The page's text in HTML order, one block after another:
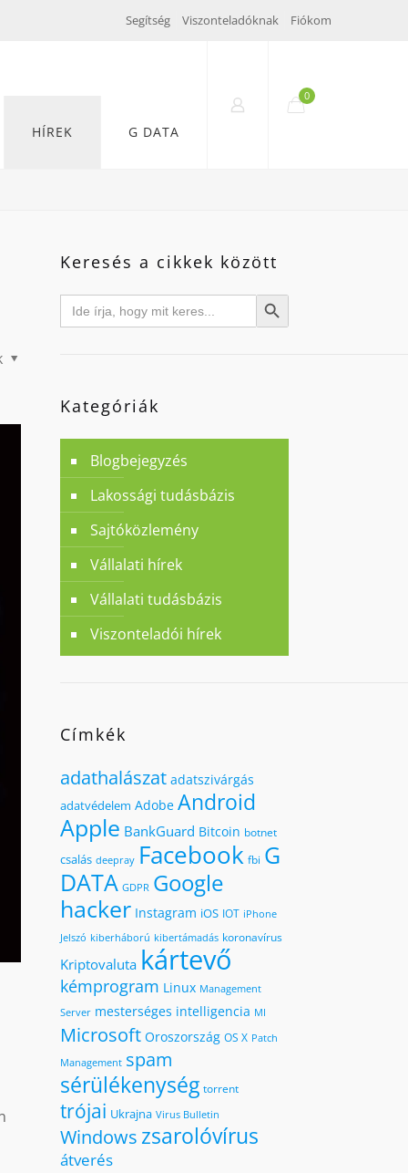
Segítség Viszonteladóknak Fiókom
HÍREK G DATA
0
Keresés a cikkek között
Search
for: Search Button
Kategóriák
Blogbejegyzés
Lakossági tudásbázis
Sajtóközlemény
Vállalati hírek
Vállalati tudásbázis
Viszonteladói hírek
Címkék
adathalászat adatszivárgás
adatvédelem Adobe Android
Apple BankGuard Bitcoin botnet
csalás deepray Facebook fbi G
DATA GDPR Google
hacker Instagram iOS IOT iPhone
Jelszó kiberháború kibertámadás koronavírus
Kriptovaluta kártevő
kémprogram Linux Management
Server mesterséges intelligencia MI
Microsoft Oroszország OS X Patch
Management spam
sérülékenység torrent
trójai Ukrajna Virus Bulletin
Windowszsarolóvírus
átverés